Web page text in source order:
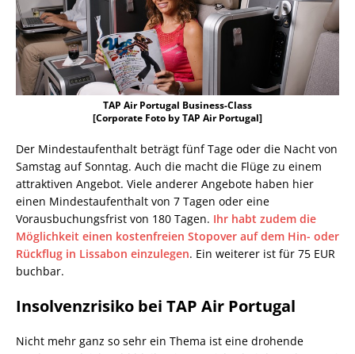
TAP Air Portugal Business-Class
[Corporate Foto by TAP Air Portugal]
Der Mindestaufenthalt beträgt fünf Tage oder die Nacht von
Samstag auf Sonntag. Auch die macht die Flüge zu einem
attraktiven Angebot. Viele anderer Angebote haben hier
einen Mindestaufenthalt von 7 Tagen oder eine
Vorausbuchungsfrist von 180 Tagen. Ihr habt zudem die
Möglichkeit einen kostenfreien Stopover auf dem Hin- oder
Rückflug in Lissabon einzulegen. Ein weiterer ist für 75 EUR
buchbar.
Insolvenzrisiko bei TAP Air Portugal
Nicht mehr ganz so sehr ein Thema ist eine drohende